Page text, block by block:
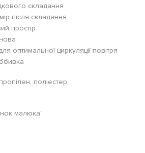
складання
після складання
простір
оптимальної циркуляції повітря
поліестер.
малюка"